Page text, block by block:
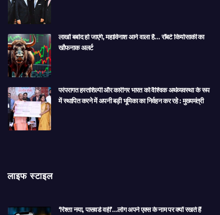
लाखों बर्बाद हो जाएंगे, महाविनाश आने वाला है… रॉबर्ट कियोसाकी का
खौफनाक अलर्ट
परंपरागत हस्तशिल्पी और कारीगर भारत को वैश्विक अर्थव्यवस्था के रूप
में स्थापित करने में अपनी बड़ी भूमिका का निर्वहन कर रहे : मुख्यमंत्री
लाइफ स्टाइल
‘रिश्ता नया, पासवर्ड वही’…लोग अपने एक्स के नाम पर क्यों रखते हैं